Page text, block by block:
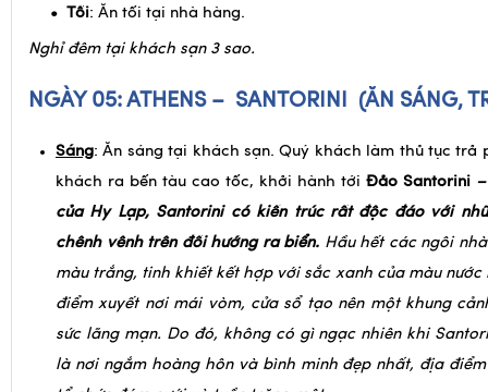
• Tối: Ăn tối tại nhà hàng.
Nghỉ đêm tại khách sạn 3 sao.
NGÀY 05: ATHENS – SANTORINI (ĂN SÁNG,
Sáng: Ăn sáng tại khách sạn. Quý khách làm thủ tục trả
khách ra bến tàu cao tốc, khởi hành tới Đảo Santorini
của Hy Lạp, Santorini có kiến trúc rất độc đáo với
chênh vênh trên đồi hướng ra biển. Hầu hết các ngôi
màu trắng, tinh khiết kết hợp với sắc xanh của màu nước
điểm xuyết nơi mái vòm, cửa sổ tạo nên một khung
sức lãng mạn. Do đó, không có gì ngạc nhiên khi
là nơi ngắm hoàng hôn và bình minh đẹp nhất, địa